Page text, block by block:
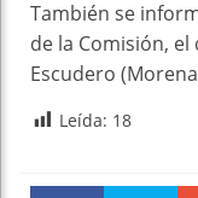
También se
de la Comisión,
Escudero
Leída: 18